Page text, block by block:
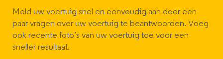
Meld uw voertuig snel en eenvoudig aan door een
paar vragen over uw voertuig te beantwoorden. Voeg
ook recente foto’s van uw voertuig toe voor een
sneller resultaat.